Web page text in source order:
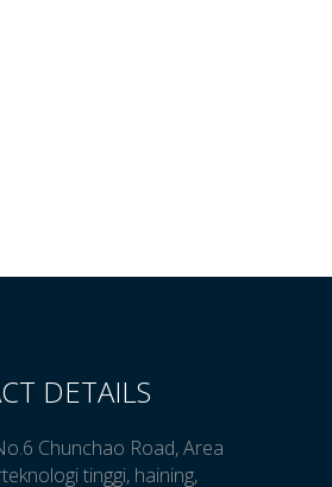
DETAILS
Chunchao Road, Area
tinggi, haining,